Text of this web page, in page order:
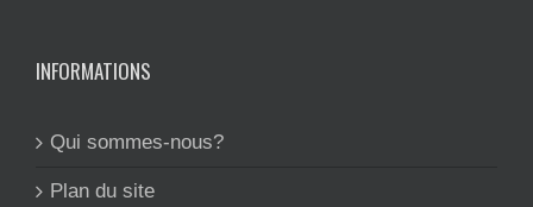
INFORMATIONS
Qui sommes-nous?
Plan du site